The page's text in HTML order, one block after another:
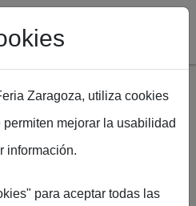
exprimir cada minuto
Zaragoza, utiliza cookies
mejorar la usabilidad
información.
para aceptar todas las